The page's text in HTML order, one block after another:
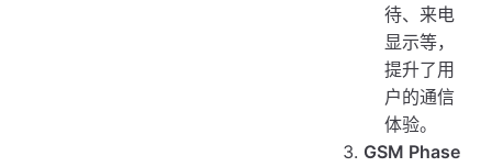
待、来电
显示等，
提升了用
户的通信
体验。
GSM Phase